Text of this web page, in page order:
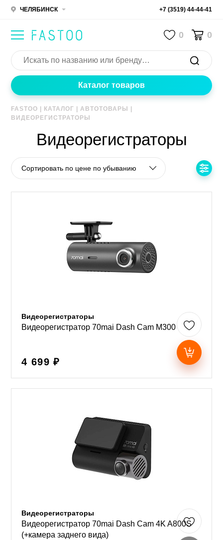
ЧЕЛЯБИНСК +7 (3519) 44-44-41
0 0
Каталог товаров
FASTOO КАТАЛОГ |АВТОТОВАРЫ
ВИДЕОРЕГИСТРАТОРЫ
Видеорегистраторы
Сортировать по цене по убыванию
Видеорегистраторы
Видеорегистратор 70mai Dash Cam M300
4 699 ₽
Видеорегистраторы
Видеорегистратор 70mai Dash Cam 4K A800S
(+камера заднего вида)